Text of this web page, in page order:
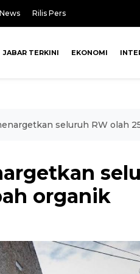
Rilis Pers
JABAR TERKINI EKONOMI
seluruh RW olah
organik